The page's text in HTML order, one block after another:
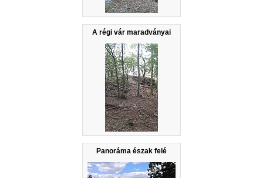
A régi vár maradványai
Panoráma észak felé